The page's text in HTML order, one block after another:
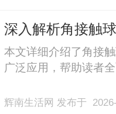
40%-60%优惠，兼顾
深入解析角接触
本文详细介绍了角接
广泛应用，帮助读者
辉南生活网 发布于